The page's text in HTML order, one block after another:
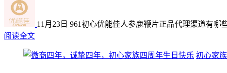
11月23日 961初心优能佳人参鹿鞭片正品代理渠道有哪
阅读全文
初心家